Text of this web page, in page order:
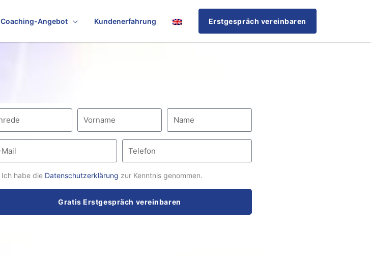
Coaching-Angebot Kundenerfahrung Erstgespräch vereinbaren
Ich habe die Datenschutzerklärung zur Kenntnis genommen.
Gratis Erstgespräch vereinbaren